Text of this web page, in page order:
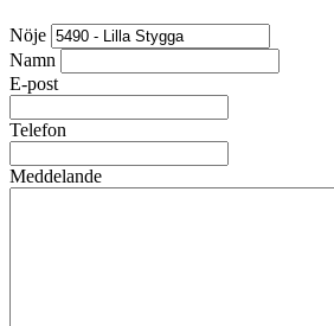
Nöje
Namn
E-post
Telefon
Meddelande